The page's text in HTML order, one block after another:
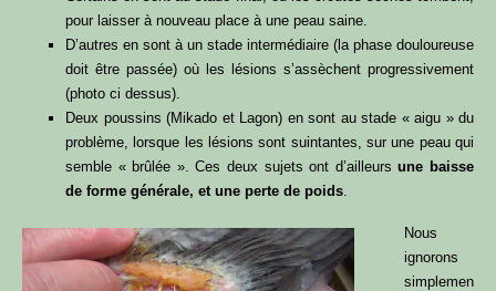
pour laisser à nouveau place à une peau saine.
D’autres en sont à un stade intermédiaire (la phase douloureuse
doit être passée) où les lésions s’assèchent progressivement
(photo ci dessus).
Deux poussins (Mikado et Lagon) en sont au stade « aigu » du
problème, lorsque les lésions sont suintantes, sur une peau qui
semble « brûlée ». Ces deux sujets ont d’ailleursune baisse
de forme générale, et une perte de poids
Nous
ignorons
simplemen